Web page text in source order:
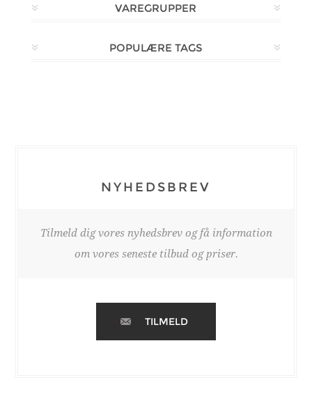
VAREGRUPPER
POPULÆRE TAGS
NYHEDSBREV
Tilmeld dig vores nyhedsbrev og få information
om vores seneste tilbud og priser.
TILMELD